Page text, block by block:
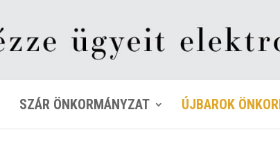
SZÁR ÖNKORMÁNYZAT ÚJBAROK